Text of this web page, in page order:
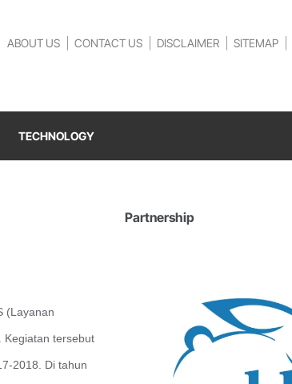
ABOUT US CONTACT US DISCLAIMER SITEMAP
TECHNOLOGY
(Layanan
. Kegiatan tersebut
2018. Di tahun
Partnership